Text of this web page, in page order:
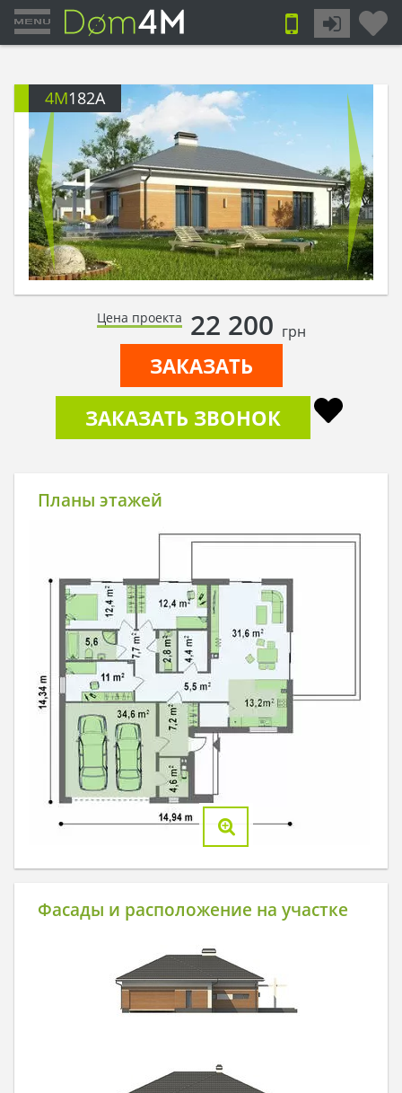
4M182A
Цена проекта 22 200 грн
ЗАКАЗАТЬ
ЗАКАЗАТЬ ЗВОНОК
Планы этажей
Фасады и расположение на участке